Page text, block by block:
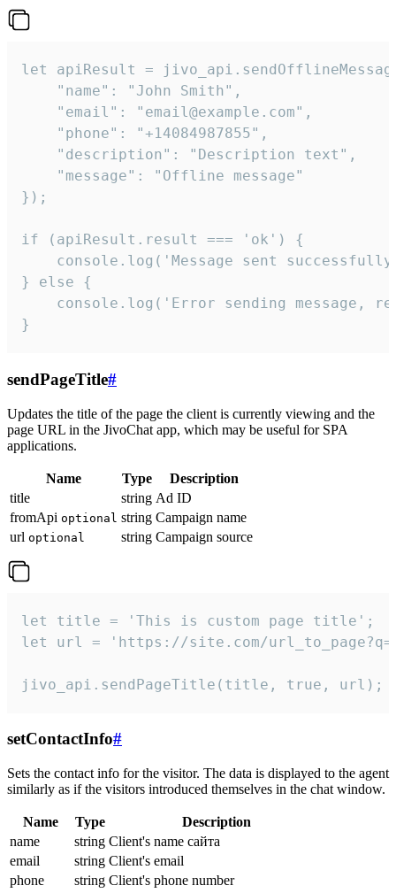
let apiResult =
    "name": "John Smith",
    "email": "email@example.com",
    "phone": "+14084987855",
    "description": "Description text",
    "message": "Offline message"
});
if (apiResult.result === 'ok') {
console.log('Message sent
} else {
console.log('Error sending message,
}
sendPageTitle#
Updates the title of the page the client is currently viewing and the
page URL in the JivoChat app, which may be useful for SPA
applications.
Name Type
Description
title
string Ad ID
fromApi optional string Campaign name
url optional string Campaign source
let title = 'This is custom page title';
let url = 'https://site.com/
jivo_api.sendPageTitle(title, true, url);
setContactInfo#
Sets the contact info for the visitor. The data is displayed to the agent
similarly as if the visitors introduced themselves in the chat window.
Name Type
Description
name
string Client's name сайта
email
string Client's email
phone
string Client's phone number